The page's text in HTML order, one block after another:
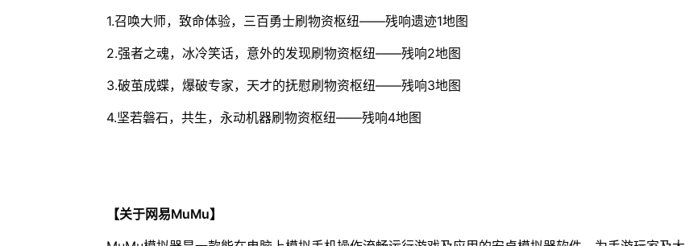
1.召唤大师，致命体验，三百勇士刷物资枢纽——残响遗迹1地图
2.强者之魂，冰冷笑话，意外的发现刷物资枢纽——残响2地图
3.破茧成蝶，爆破专家，天才的抚慰刷物资枢纽——残响3地图
4.坚若磐石，共生，永动机器刷物资枢纽——残响4地图
【关于网易MuMu】